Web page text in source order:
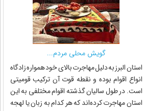
گویش محلی مردم...
استان البرز به دلیل مهاجرت بالای خود همواره زادگاه
انواع اقوام بوده و نقطه قوت آن ترکیب قومیتی
است. در طول سالیان گذشته اقوام مختلفی به این
استان مهاجرت کرده‌اند که هر کدام به زبان یا لهجه